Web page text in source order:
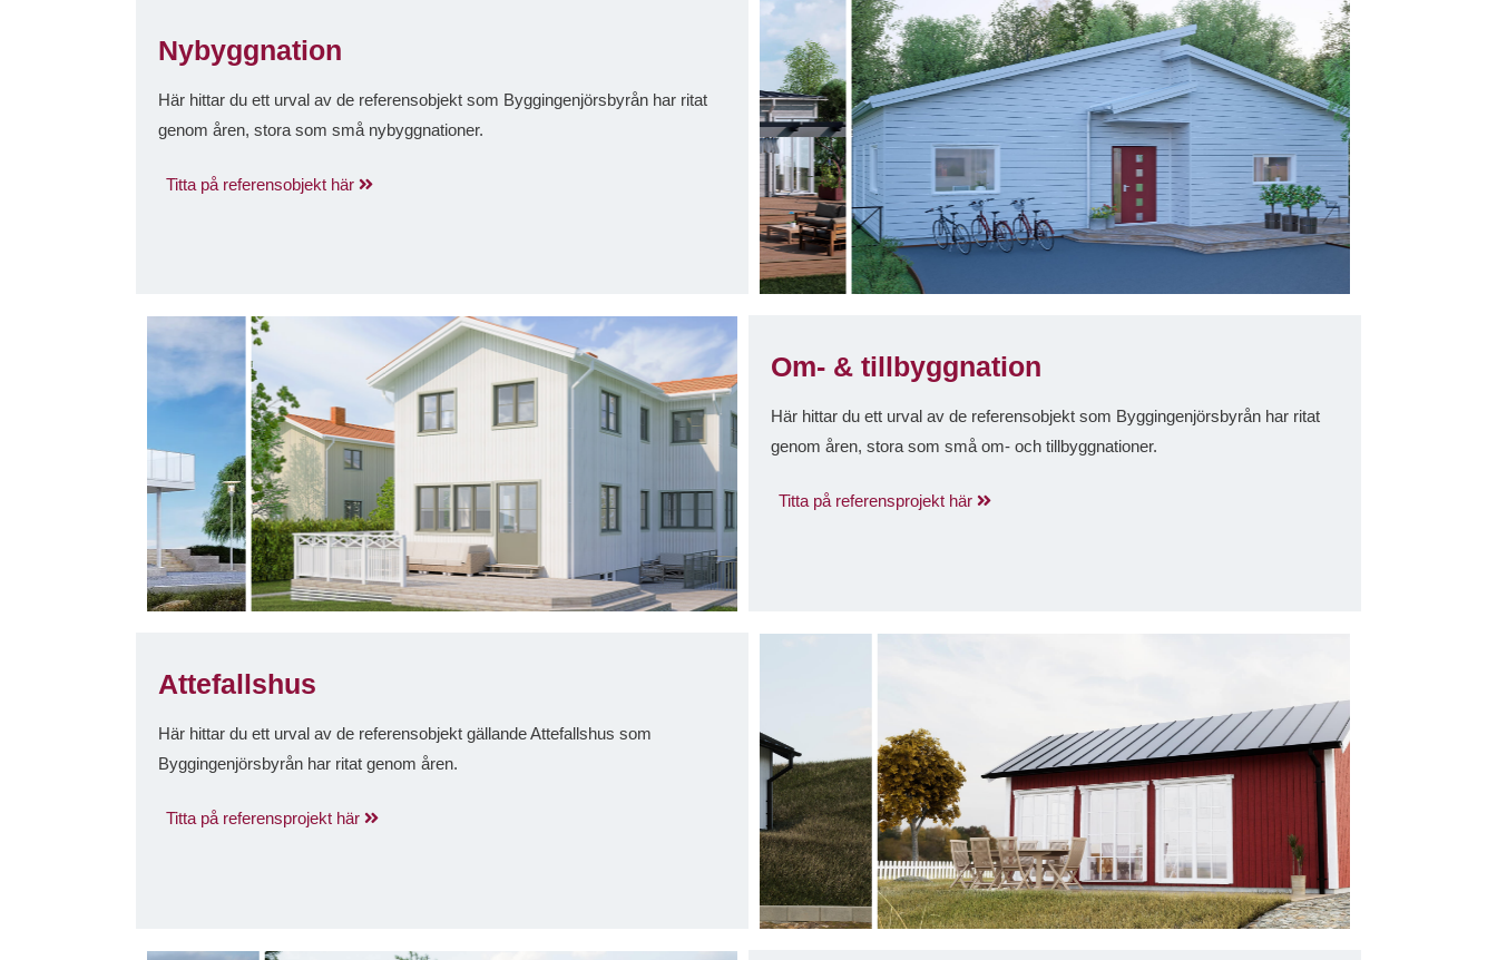
Nybyggnation
Här hittar du ett urval av de referensobjekt som Byggingenjörsbyrån har ritat
genom åren, stora som små nybyggnationer.
Titta på referensobjekt här
Om- & tillbyggnation
Här hittar du ett urval av de referensobjekt som Byggingenjörsbyrån har ritat
genom åren, stora som små om- och tillbyggnationer.
Titta på referensprojekt här
Attefallshus
Här hittar du ett urval av de referensobjekt gällande Attefallshus som
Byggingenjörsbyrån har ritat genom åren.
Titta på referensprojekt här